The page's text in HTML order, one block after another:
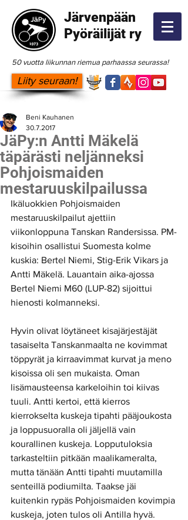
Järvenpään
Pyöräilijät ry
50 vuotta liikunnan riemua parhaassa seurassa!
Liity seuraan!
JäPy:n Antti Mäkelä
täpärästi neljänneksi
Pohjoismaiden
mestaruuskilpailussa
Beni Kauhanen
30.7.2017
Ikäluokkien Pohjoismaiden
mestaruuskilpailut ajettiin
viikonloppuna Tanskan Randersissa. PM-
kisoihin osallistui Suomesta kolme
kuskia: Bertel Niemi, Stig-Erik Vikars ja
Antti Mäkelä. Lauantain aika-ajossa
Bertel Niemi M60 (LUP-82) sijoittui
hienosti kolmanneksi.
Hyvin olivat löytäneet kisajärjestäjät
tasaiselta Tanskanmaalta ne kovimmat
töppyrät ja kirraavimmat kurvat ja meno
kisoissa oli sen mukaista. Oman
lisämausteensa karkeloihin toi kiivas
tuuli. Antti kertoi, että kierros
kierrokselta kuskeja tipahti pääjoukosta
ja loppusuoralla oli jäljellä vain
kourallinen kuskeja. Lopputuloksia
tarkasteltiin pitkään maalikameralta,
mutta tänään Antti tipahti muutamilla
senteillä podiumilta. Taakse jäi
kuitenkin rypäs Pohjoismaiden kovimpia
kuskeja, joten tulos oli Antilla hyvä.